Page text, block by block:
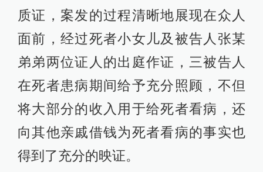
质证，案发的过程清晰地展现在众人
面前，经过死者小女儿及被告人张某
弟弟两位证人的出庭作证，三被告人
在死者患病期间给予充分照顾，不但
将大部分的收入用于给死者看病，还
向其他亲戚借钱为死者看病的事实也
得到了充分的映证。